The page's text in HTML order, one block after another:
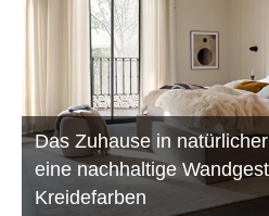
Das Zuhause in
eine nachhaltige
Kreidefarben